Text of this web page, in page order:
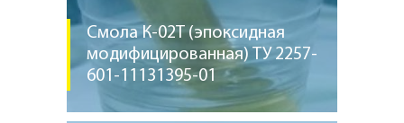
Смола К-02Т (эпоксидная
модифицированная) ТУ 2257-
601-11131395-01